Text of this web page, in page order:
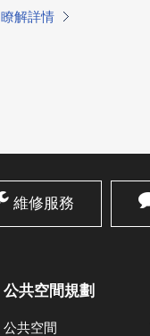
瞭解詳情
維修服務
公共空間規劃
公共空間